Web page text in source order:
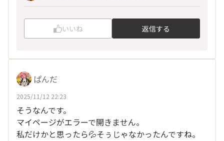
いいね 返信する
ぱんだ
2025/11/12 22:23
そうなんです。
マイページがエラーで開きません。
私だけかと思ったら💦そぅじゃなかったんですね。